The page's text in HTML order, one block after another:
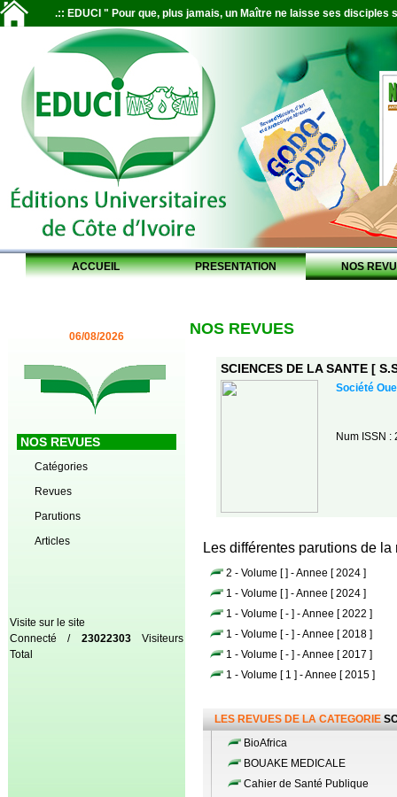
.:: EDUCI " Pour que, plus jamais, un Maître ne laisse ses disciples
ACCUEIL PRESENTATION NOS
06/08/2026
NOS REVUES
Catégories
Revues
Parutions
Articles
Visite sur le site
Connecté / 23022303Visiteurs
Total
NOS REVUES
SCIENCES DE LA SANTE [
Société
Num ISSN :
Les différentes parutions de
2 - Volume [ ] - Annee [ 2024 ]
1 - Volume [ ] - Annee [ 2024 ]
1 - Volume [ - ] - Annee [ 2022 ]
1 - Volume [ - ] - Annee [ 2018 ]
1 - Volume [ - ] - Annee [ 2017 ]
1 - Volume [ 1 ] - Annee [ 2015 ]
LES REVUES DE LA CATEGORIE
BioAfrica
BOUAKE MEDICALE
Cahier de Santé Publique